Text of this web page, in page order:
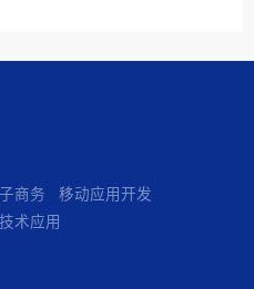
商务
移动应用开发
术应用